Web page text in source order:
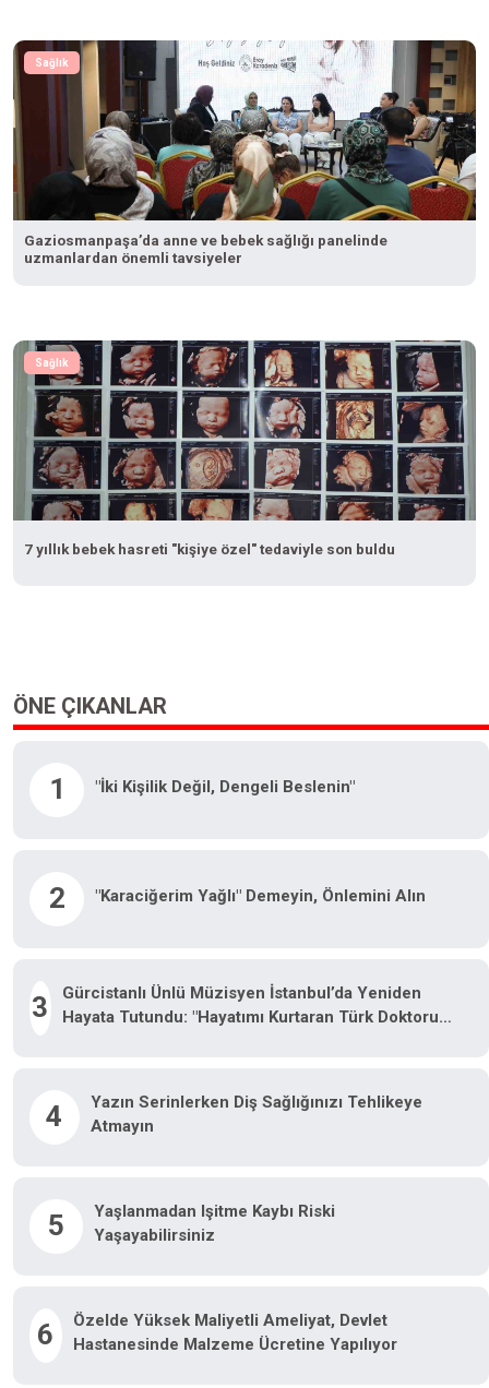
Sağlık
Gaziosmanpaşa’da anne ve bebek sağlığı panelinde
uzmanlardan önemli tavsiyeler
Sağlık
7 yıllık bebek hasreti "kişiye özel" tedaviyle son buldu
ÖNE ÇIKANLAR
1 "İki Kişilik Değil, Dengeli Beslenin"
2 "Karaciğerim Yağlı" Demeyin, Önlemini Alın
3
Gürcistanlı Ünlü Müzisyen İstanbul’da Yeniden
Hayata Tutundu: "Hayatımı Kurtaran Türk Doktorum
4
Yazın Serinlerken Diş Sağlığınızı Tehlikeye
Atmayın
5
Yaşlanmadan Işitme Kaybı Riski
Yaşayabilirsiniz
6
Özelde Yüksek Maliyetli Ameliyat, Devlet
Hastanesinde Malzeme Ücretine Yapılıyor